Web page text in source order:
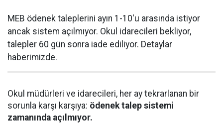
MEB ödenek taleplerini ayın 1-10'u arasında istiyor
ancak sistem açılmıyor. Okul idarecileri bekliyor,
talepler 60 gün sonra iade ediliyor. Detaylar
haberimizde.
Okul müdürleri ve idarecileri, her ay tekrarlanan bir
sorunla karşı karşıya: ödenek talep sistemi
zamanında açılmıyor.